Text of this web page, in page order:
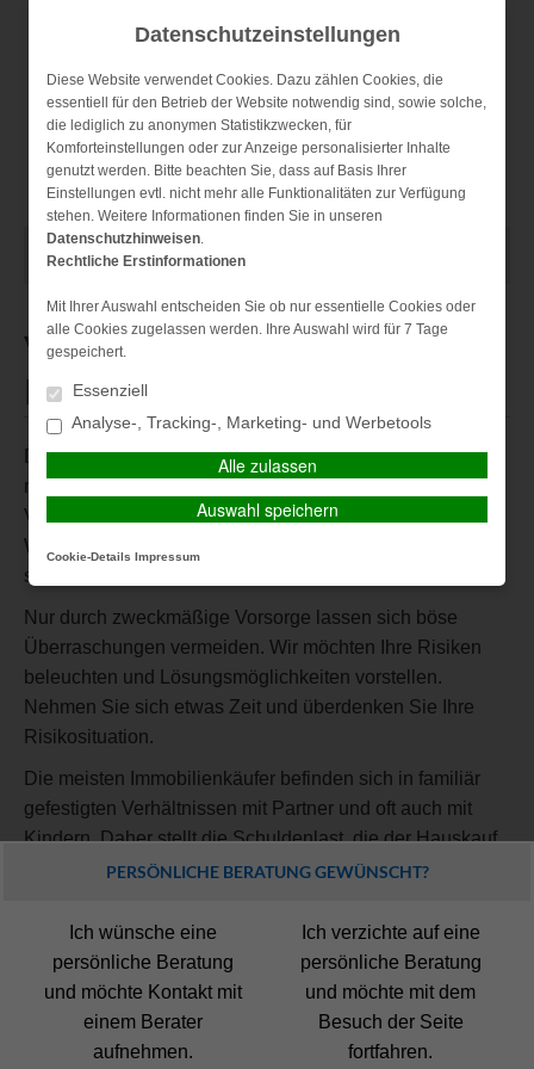
Kontakt Anfahrt Datenschutz Impressum
HAUPTMENÜ
Versicherungen rund um
Haus und Wohnung
Die eigene Immobilie ist meist die größte Investition, die
man im Leben tätigt. Entsprechend wichtig ist die richtige
Versicherung. Aber auch rund um die eigenen vier
Wände gibt es Risiken zu bedenken, die Sie absichern
sollten.
Nur durch zweckmäßige Vorsorge lassen sich böse
Überraschungen vermeiden. Wir möchten Ihre Risiken
beleuchten und Lösungsmöglichkeiten vorstellen.
Nehmen Sie sich etwas Zeit und überdenken Sie Ihre
Risikosituation.
Die meisten Immobilienkäufer befinden sich in familiär
gefestigten Verhältnissen mit Partner und oft auch mit
Kindern. Daher stellt die Schuldenlast, die der Hauskauf
mit sich bringt, immer auch eine Gefahr für die ganze
Finanzierungsraten können nicht mehr gezahlt werden,
droht die Zwangsversteigerung. Ob der Erlös hieraus
dann überhaupt ausreicht, um die offenen Schulden
begleichen zu können, ist dabei noch eine ganz andere
Frage. Wer verantwortlich handeln will, sichert sich und
PERSÖNLICHE BERATUNG GEWÜNSCHT?
Ich wünsche eine
persönliche Beratung
und möchte Kontakt mit
einem Berater
aufnehmen.
Ich verzichte auf eine
persönliche Beratung
und möchte mit dem
Besuch der Seite
fortfahren.
Datenschutzeinstellungen
Diese Website verwendet Cookies. Dazu zählen Cookies, die
essentiell für den Betrieb der Website notwendig sind, sowie solche,
die lediglich zu anonymen Statistikzwecken, für
Komforteinstellungen oder zur Anzeige personalisierter Inhalte
genutzt werden. Bitte beachten Sie, dass auf Basis Ihrer
Einstellungen evtl. nicht mehr alle Funktionalitäten zur Verfügung
stehen. Weitere Informationen finden Sie in unseren
Datenschutzhinweisen.
Rechtliche Erstinformationen
Mit Ihrer Auswahl entscheiden Sie ob nur essentielle Cookies oder
alle Cookies zugelassen werden. Ihre Auswahl wird für 7 Tage
gespeichert.
Essenziell
Analyse-, Tracking-, Marketing- und Werbetools
Alle zulassen
Auswahl speichern
Cookie-Details Impressum